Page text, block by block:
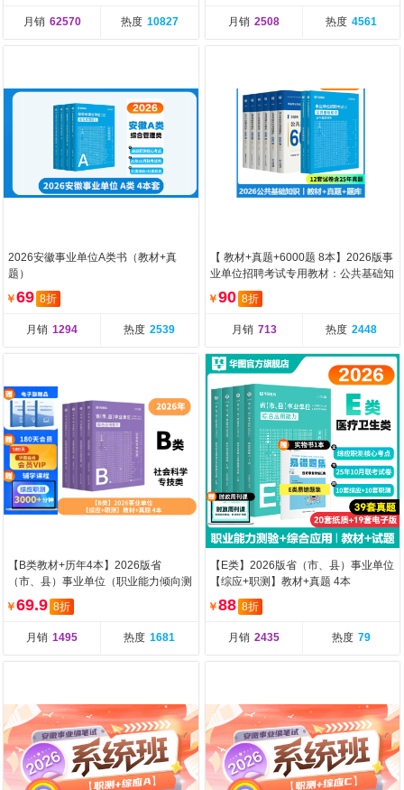
月销 62570 热度 10827 月销 2508 热度 4561
2026安徽事业单位A类书（教材+真
题）
￥69 8折
月销 1294 热度 2539
【 教材+真题+6000题 8本】2026版事
业单位招聘考试专用教材：公共基础知
识
￥90 8折
月销 713 热度 2448
【B类教材+历年4本】2026版省
（市、县）事业单位（职业能力倾向测
验+综合应用能力）教
￥69.9 8折
月销 1495 热度 1681
【E类】2026版省（市、县）事业单位
【综应+职测】教材+真题 4本
￥88 8折
月销 2435 热度 79